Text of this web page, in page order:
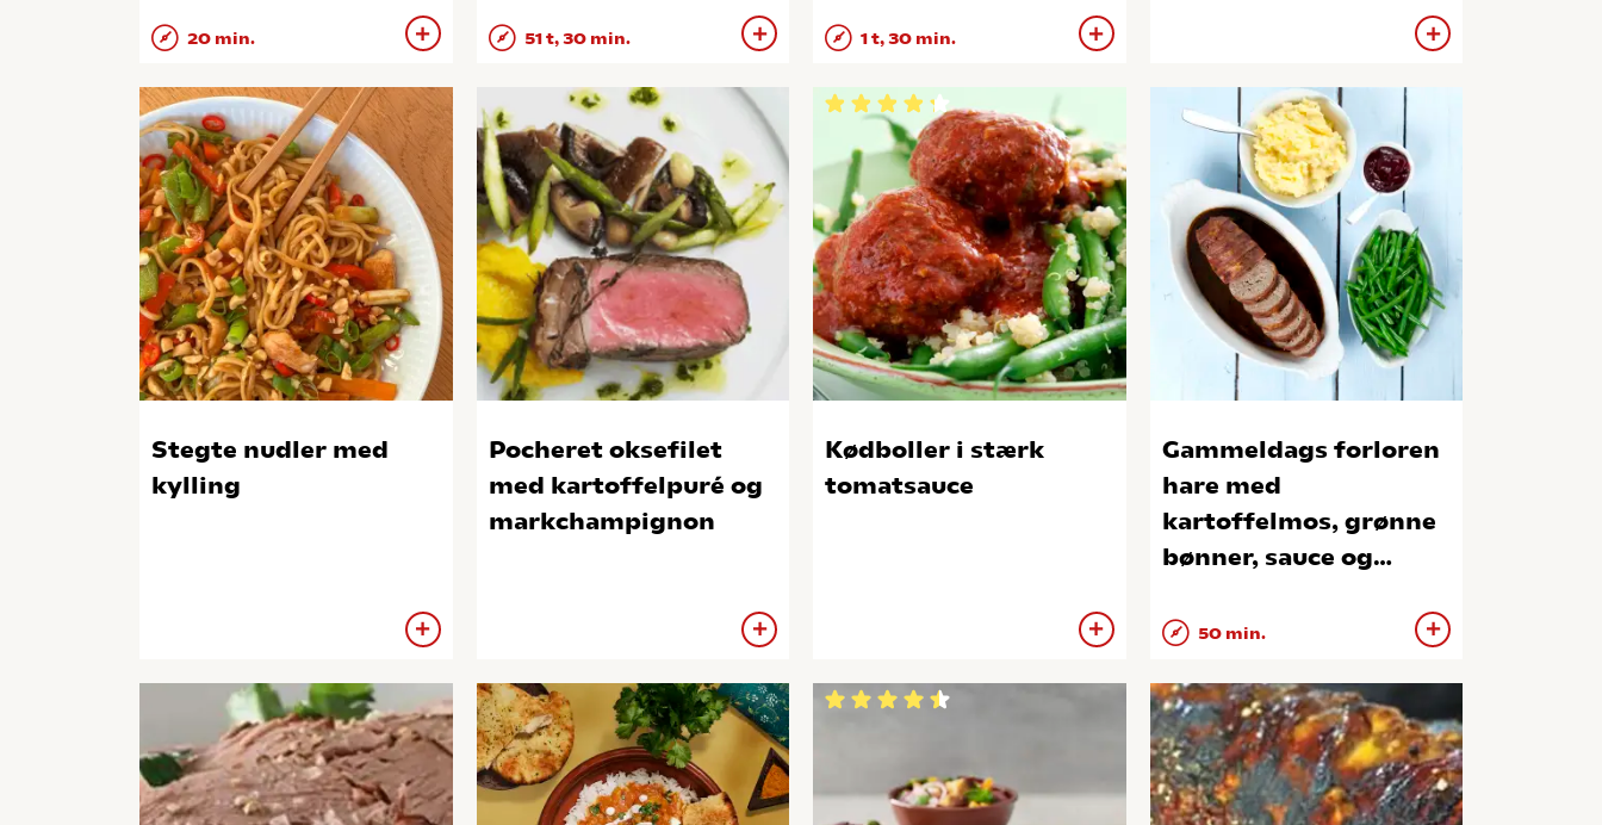
20 min. 51 t, 30 min. 1 t, 30 min.
Stegte nudler med
kylling
Pocheret oksefilet
med kartoffelpuré og
markchampignon
Kødboller i stærk
tomatsauce
Gammeldags forloren
hare med
kartoffelmos, grønne
bønner, sauce og
50 min.